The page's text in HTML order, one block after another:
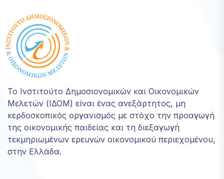
Το Ινστιτούτο Δημοσιονομικών και Οικονομικών
Μελετών (ΙΔΟΜ) είναι ένας ανεξάρτητος, μη
κερδοσκοπικός οργανισμός με στόχο την προαγωγή
της οικονομικής παιδείας και τη διεξαγωγή
τεκμηριωμένων ερευνών οικονομικού περιεχομένου,
στην Ελλάδα.